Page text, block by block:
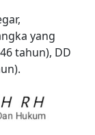
yang
tahun), DD